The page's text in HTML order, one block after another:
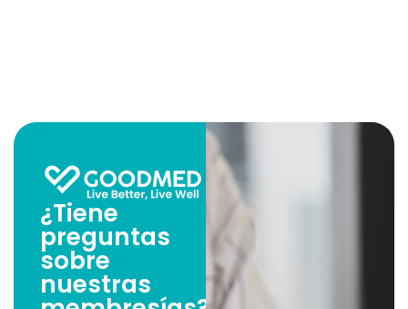
¿Tiene
preguntas
sobre
nuestras